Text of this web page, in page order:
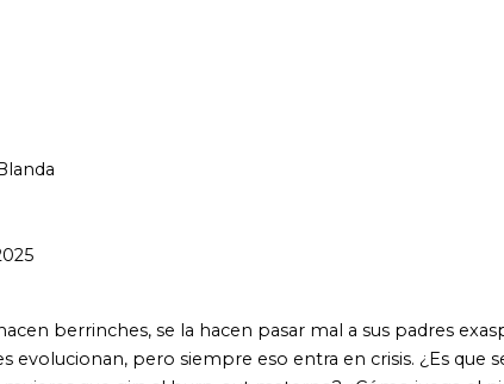
pero siempre eso entra en crisis. ¿Es que se ha perdido el
hipersensibilidad' se imputan al niño 'trastornos' diversos y se
mejor. Los discursos educativos hacen estragos. Se
sistemática. Todos construyen nuevos ideales
paterna', pero sin nostalgia. Padre y madre no son lugares
Fustigar toda autoridad parental, creer en la autodeterminación del